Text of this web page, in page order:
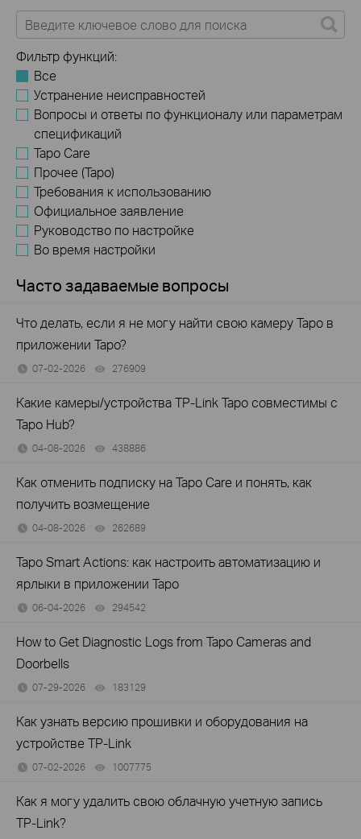
Фильтр функций:
Все
Устранение неисправностей
Вопросы и ответы по функционалу или параметрам
спецификаций
Tapo Care
Прочее (Tapo)
Требования к использованию
Официальное заявление
Руководство по настройке
Во время настройки
Часто задаваемые вопросы
Что делать, если я не могу найти свою камеру Tapo в
приложении Tapo?
07-02-2026 276909
Какие камеры/устройства TP-Link Tapo совместимы с
Tapo Hub?
04-08-2026 438886
Как отменить подписку на Tapo Care и понять, как
получить возмещение
04-08-2026 262689
Tapo Smart Actions: как настроить автоматизацию и
ярлыки в приложении Tapo
06-04-2026 294542
How to Get Diagnostic Logs from Tapo Cameras and
Doorbells
07-29-2026 183129
Как узнать версию прошивки и оборудования на
устройстве TP-Link
07-02-2026 1007775
Как я могу удалить свою облачную учетную запись
TP-Link?